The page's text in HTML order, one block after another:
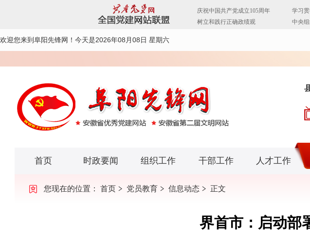
欢迎您来到阜阳先锋网！ 今天是2026年08月08日 星期六
首页 时政要闻 组织工作 干部工作 人才工作
您现在的位置： 首页 党员教育 信息动态 正文
界首市：启动部